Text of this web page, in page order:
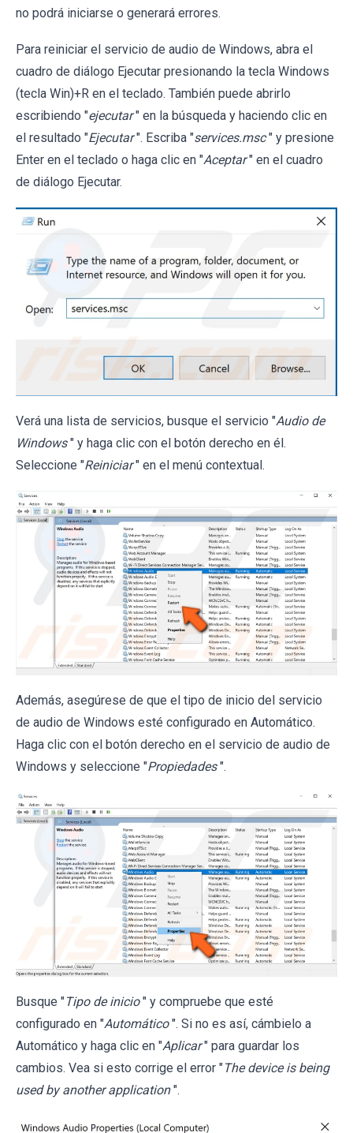
no podrá iniciarse o generará errores.
Para reiniciar el servicio de audio de Windows, abra el
cuadro de diálogo Ejecutar presionando la tecla Windows
(tecla Win)+R en el teclado. También puede abrirlo
escribiendo "ejecutar " en la búsqueda y haciendo clic en
el resultado "Ejecutar ". Escriba "services.msc " y presione
Enter en el teclado o haga clic en "Aceptar " en el cuadro
de diálogo Ejecutar.
Verá una lista de servicios, busque el servicio "Audio de
Windows " y haga clic con el botón derecho en él.
Seleccione "Reiniciar " en el menú contextual.
Además, asegúrese de que el tipo de inicio del servicio
de audio de Windows esté configurado en Automático.
Haga clic con el botón derecho en el servicio de audio de
Windows y seleccione "Propiedades ".
Busque "Tipo de inicio " y compruebe que esté
configurado en "Automático ". Si no es así, cámbielo a
Automático y haga clic en "Aplicar " para guardar los
cambios. Vea si esto corrige el error "The device is being
used by another application ".